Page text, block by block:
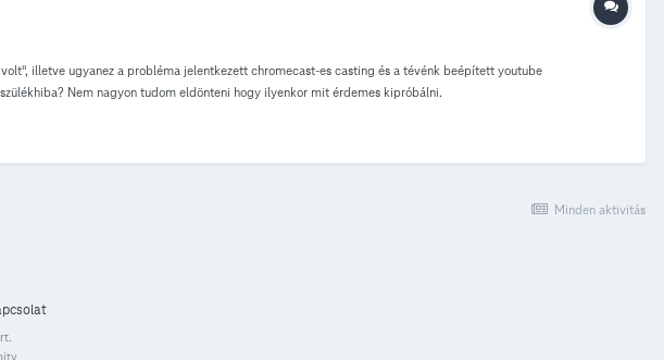
illetve ugyanez a probléma jelentkezett chromecast-es casting és a tévénk beépített youtube
Nem nagyon tudom eldönteni hogy ilyenkor mit érdemes kipróbálni.
Minden aktivitás